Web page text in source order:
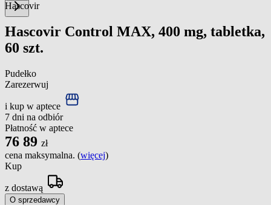
Hascovir
Hascovir Control MAX, 400 mg, tabletka,
60 szt.
Pudełko
Zarezerwuj
i kup w aptece
7 dni na odbiór
Płatność w aptece
76 89 zł
cena maksymalna. (więcej)
Kup
z dostawą
O sprzedawcy